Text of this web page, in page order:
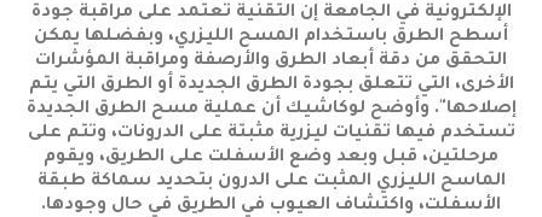
الإلكترونية في الجامعة إن التقنية تعتمد على مراقبة جودة
أسطح الطرق باستخدام المسح الليزري، وبفضلها يمكن
التحقق من دقة أبعاد الطرق والأرصفة ومراقبة المؤشرات
الأخرى، التي تتعلق بجودة الطرق الجديدة أو الطرق التي يتم
إصلاحها". وأوضح لوكاشيك أن عملية مسح الطرق الجديدة
تستخدم فيها تقنيات ليزرية مثبتة على الدرونات، وتتم على
مرحلتين، قبل وبعد وضع الأسفلت على الطريق، ويقوم
الماسح الليزري المثبت على الدرون بتحديد سماكة طبقة
الأسفلت، واكتشاف العيوب في الطريق في حال وجودها.